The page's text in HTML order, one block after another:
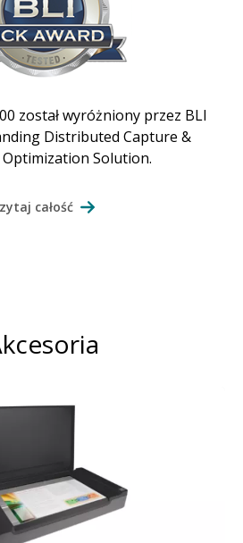
został wyróżniony przez BLI
Distributed Capture &
Solution.
całość